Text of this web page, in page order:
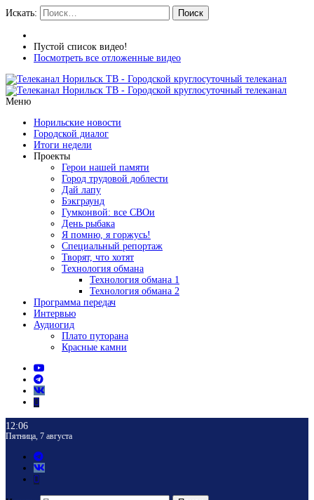
Искать: Поиск
Пустой список видео!
Посмотреть все отложенные видео
Меню
Норильские новости
Городской диалог
Итоги недели
Проекты
Герои нашей памяти
Город трудовой доблести
Дай лапу
Бэкграунд
Гумконвой: все СВОи
День рыбака
Я помню, я горжусь!
Специальный репортаж
Творят, что хотят
Технология обмана
Технология обмана 1
Технология обмана 2
Программа передач
Интервью
Аудиогид
Плато путорана
Красные камни
12:06
Пятница, 7 августа